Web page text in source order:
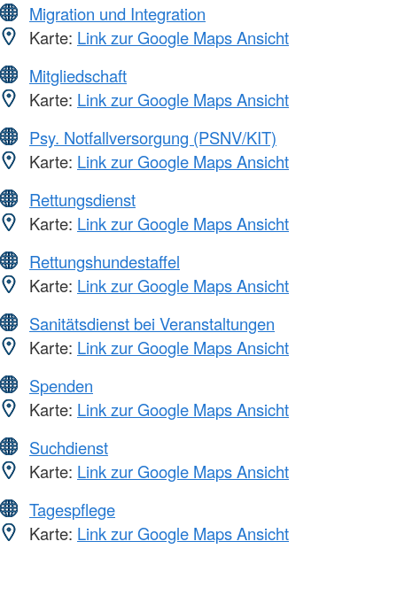
Migration und Integration
Karte: Link zur Google Maps Ansicht
Mitgliedschaft
Karte: Link zur Google Maps Ansicht
Psy. Notfallversorgung (PSNV/KIT)
Karte: Link zur Google Maps Ansicht
Rettungsdienst
Karte: Link zur Google Maps Ansicht
Rettungshundestaffel
Karte: Link zur Google Maps Ansicht
Sanitätsdienst bei Veranstaltungen
Karte: Link zur Google Maps Ansicht
Spenden
Karte: Link zur Google Maps Ansicht
Suchdienst
Karte: Link zur Google Maps Ansicht
Tagespflege
Karte: Link zur Google Maps Ansicht